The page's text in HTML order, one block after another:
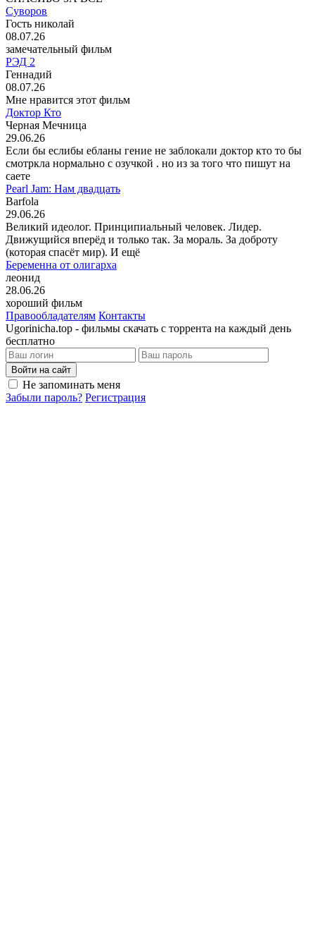
Суворов
Гость николай
08.07.26
замечательный фильм
РЭД 2
Геннадий
08.07.26
Мне нравится этот фильм
Доктор Кто
Черная Мечница
29.06.26
Если бы еслибы ебланы гение не заблокали доктор кто то бы
смотркла нормально с озучкой . но из за того что пишут на
саете
Pearl Jam: Нам двадцать
Barfola
29.06.26
Великий идеолог. Принципиальный человек. Лидер.
Движущийся вперёд и только так. За мораль. За доброту
(которая спасёт мир). И ещё
Беременна от олигарха
леонид
28.06.26
хороший фильм
Правообладателям Контакты
Ugorinicha.top - фильмы скачать с торрента на каждый день
бесплатно
Войти на сайт
Не запоминать меня
Забыли пароль? Регистрация